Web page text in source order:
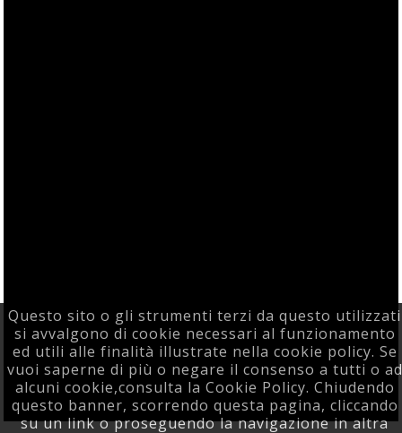
Questo sito o gli strumenti terzi da questo utilizzati
si avvalgono di cookie necessari al funzionamento
ed utili alle finalità illustrate nella cookie policy. Se
vuoi saperne di più o negare il consenso a tutti o ad
alcuni cookie,consulta la Cookie Policy. Chiudendo
questo banner, scorrendo questa pagina, cliccando
su un link o proseguendo la navigazione in altra